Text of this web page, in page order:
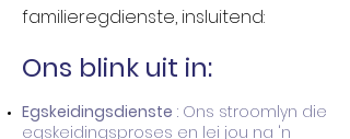
familieregdienste, insluitend:
Ons blink uit in:
Egskeidingsdienste : Ons stroomlyn die
egskeidingsproses en lei jou na 'n